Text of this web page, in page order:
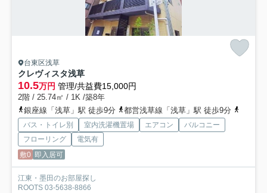
台東区浅草
クレヴィスタ浅草
10.5万円 管理/共益費15,000円
2階 / 25.74㎡ / 1K /築8年
銀座線「浅草」駅 徒歩9分
都営浅草線「浅草」駅 徒歩9分
バス・トイレ別 室内洗濯機置場 エアコン
バルコニー
フローリング
電気有
敷0 即入居可
江東・墨田のお部屋探し
ROOTS 03-5638-8866